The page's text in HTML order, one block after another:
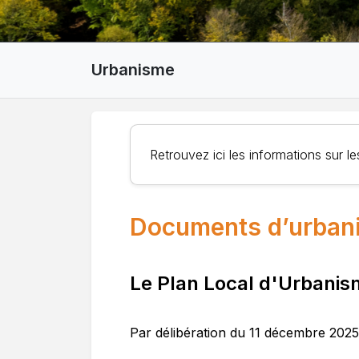
Urbanisme
Retrouvez ici les informations sur
Documents
Le Plan Local
Par délibération du 11 décembre